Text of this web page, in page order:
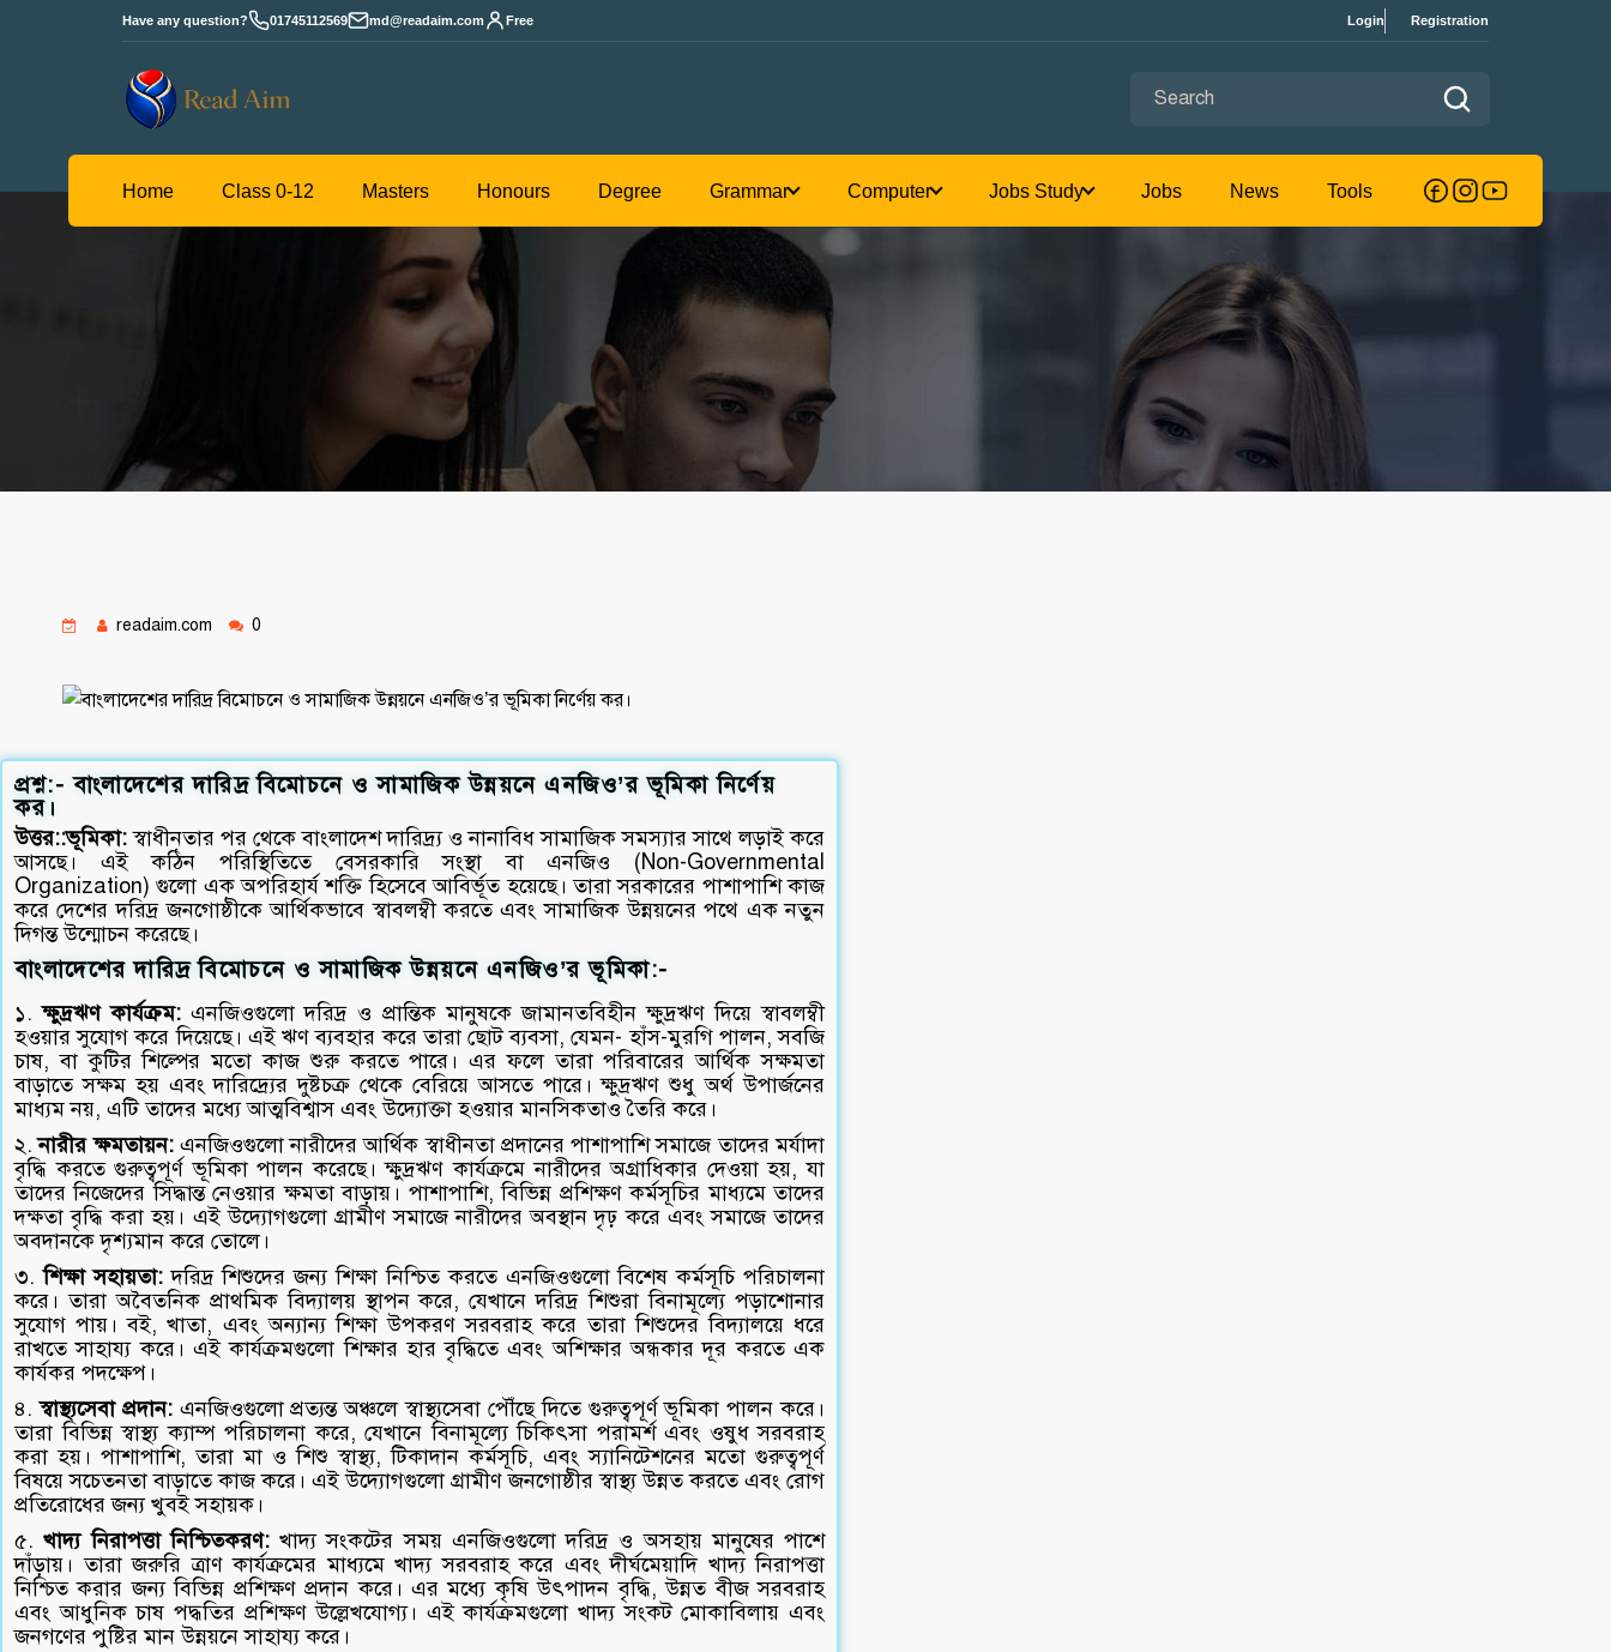
Have any question? 01745112569 md@readaim.com Free Login Registration
Home Masters Honours Degree
Read
readaim.com 0
প্রশ্ন:- বাংলাদেশের দারিদ্র বিমোচনে ও সামাজিক উন্নয়নে এনজিও’র ভূমিকা নির্ণেয়
কর।
উত্তর::ভূমিকা: স্বাধীনতার পর থেকে বাংলাদেশ দারিদ্র্য ও নানাবিধ সামাজিক সমস্যার সাথে লড়াই করে
আসছে। এই কঠিন পরিস্থিতিতে বেসরকারি সংস্থা বা এনজিও (Non-Governmental
Organization) গুলো এক অপরিহার্য শক্তি হিসেবে আবির্ভূত হয়েছে। তারা সরকারের পাশাপাশি কাজ
করে দেশের দরিদ্র জনগোষ্ঠীকে আর্থিকভাবে স্বাবলম্বী করতে এবং সামাজিক উন্নয়নের পথে এক নতুন
দিগন্ত উন্মোচন করেছে।
বাংলাদেশের দারিদ্র বিমোচনে ও সামাজিক উন্নয়নে এনজিও’র ভূমিকা:-
১.ক্ষুদ্রঋণ কার্যক্রম: এনজিওগুলো দরিদ্র ও প্রান্তিক মানুষকে জামানতবিহীন ক্ষুদ্রঋণ দিয়ে স্বাবলম্বী
হওয়ার সুযোগ করে দিয়েছে। এই ঋণ ব্যবহার করে তারা ছোট ব্যবসা, যেমন- হাঁস-মুরগি পালন, সবজি
চাষ, বা কুটির শিল্পের মতো কাজ শুরু করতে পারে। এর ফলে তারা পরিবারের আর্থিক সক্ষমতা
বাড়াতে সক্ষম হয় এবং দারিদ্র্যের দুষ্টচক্র থেকে বেরিয়ে আসতে পারে। ক্ষুদ্রঋণ শুধু অর্থ উপার্জনের
মাধ্যম নয়, এটি তাদের মধ্যে আত্মবিশ্বাস এবং উদ্যোক্তা হওয়ার মানসিকতাও তৈরি করে।
২.নারীর ক্ষমতায়ন:এনজিওগুলো নারীদের আর্থিক স্বাধীনতা প্রদানের পাশাপাশি সমাজে তাদের মর্যাদা
বৃদ্ধি করতে গুরুত্বপূর্ণ ভূমিকা পালন করেছে। ক্ষুদ্রঋণ কার্যক্রমে নারীদের অগ্রাধিকার দেওয়া হয়, যা
তাদের নিজেদের সিদ্ধান্ত নেওয়ার ক্ষমতা বাড়ায়। পাশাপাশি, বিভিন্ন প্রশিক্ষণ কর্মসূচির মাধ্যমে তাদের
দক্ষতা বৃদ্ধি করা হয়। এই উদ্যোগগুলো গ্রামীণ সমাজে নারীদের অবস্থান দৃঢ় করে এবং সমাজে তাদের
অবদানকে দৃশ্যমান করে তোলে।
৩.শিক্ষা সহায়তা:দরিদ্র শিশুদের জন্য শিক্ষা নিশ্চিত করতে এনজিওগুলো বিশেষ কর্মসূচি পরিচালনা
করে। তারা অবৈতনিক প্রাথমিক বিদ্যালয় স্থাপন করে, যেখানে দরিদ্র শিশুরা বিনামূল্যে পড়াশোনার
সুযোগ পায়। বই, খাতা, এবং অন্যান্য শিক্ষা উপকরণ সরবরাহ করে তারা শিশুদের বিদ্যালয়ে ধরে
রাখতে সাহায্য করে। এই কার্যক্রমগুলো শিক্ষার হার বৃদ্ধিতে এবং অশিক্ষার অন্ধকার দূর করতে এক
কার্যকর পদক্ষেপ।
৪.স্বাস্থ্যসেবা প্রদান:এনজিওগুলো প্রত্যন্ত অঞ্চলে স্বাস্থ্যসেবা পৌঁছে দিতে গুরুত্বপূর্ণ ভূমিকা পালন করে।
তারা বিভিন্ন স্বাস্থ্য ক্যাম্প পরিচালনা করে, যেখানে বিনামূল্যে চিকিৎসা পরামর্শ এবং ওষুধ সরবরাহ
করা হয়। পাশাপাশি, তারা মা ও শিশু স্বাস্থ্য, টিকাদান কর্মসূচি, এবং স্যানিটেশনের মতো গুরুত্বপূর্ণ
বিষয়ে সচেতনতা বাড়াতে কাজ করে। এই উদ্যোগগুলো গ্রামীণ জনগোষ্ঠীর স্বাস্থ্য উন্নত করতে এবং রোগ
প্রতিরোধের জন্য খুবই সহায়ক।
৫.খাদ্য নিরাপত্তা নিশ্চিতকরণ:খাদ্য সংকটের সময় এনজিওগুলো দরিদ্র ও অসহায় মানুষের পাশে
দাঁড়ায়। তারা জরুরি ত্রাণ কার্যক্রমের মাধ্যমে খাদ্য সরবরাহ করে এবং দীর্ঘমেয়াদি খাদ্য নিরাপত্তা
নিশ্চিত করার জন্য বিভিন্ন প্রশিক্ষণ প্রদান করে। এর মধ্যে কৃষি উৎপাদন বৃদ্ধি, উন্নত বীজ সরবরাহ
এবং আধুনিক চাষ পদ্ধতির প্রশিক্ষণ উল্লেখযোগ্য। এই কার্যক্রমগুলো খাদ্য সংকট মোকাবিলায় এবং
জনগণের পুষ্টির মান উন্নয়নে সাহায্য করে।